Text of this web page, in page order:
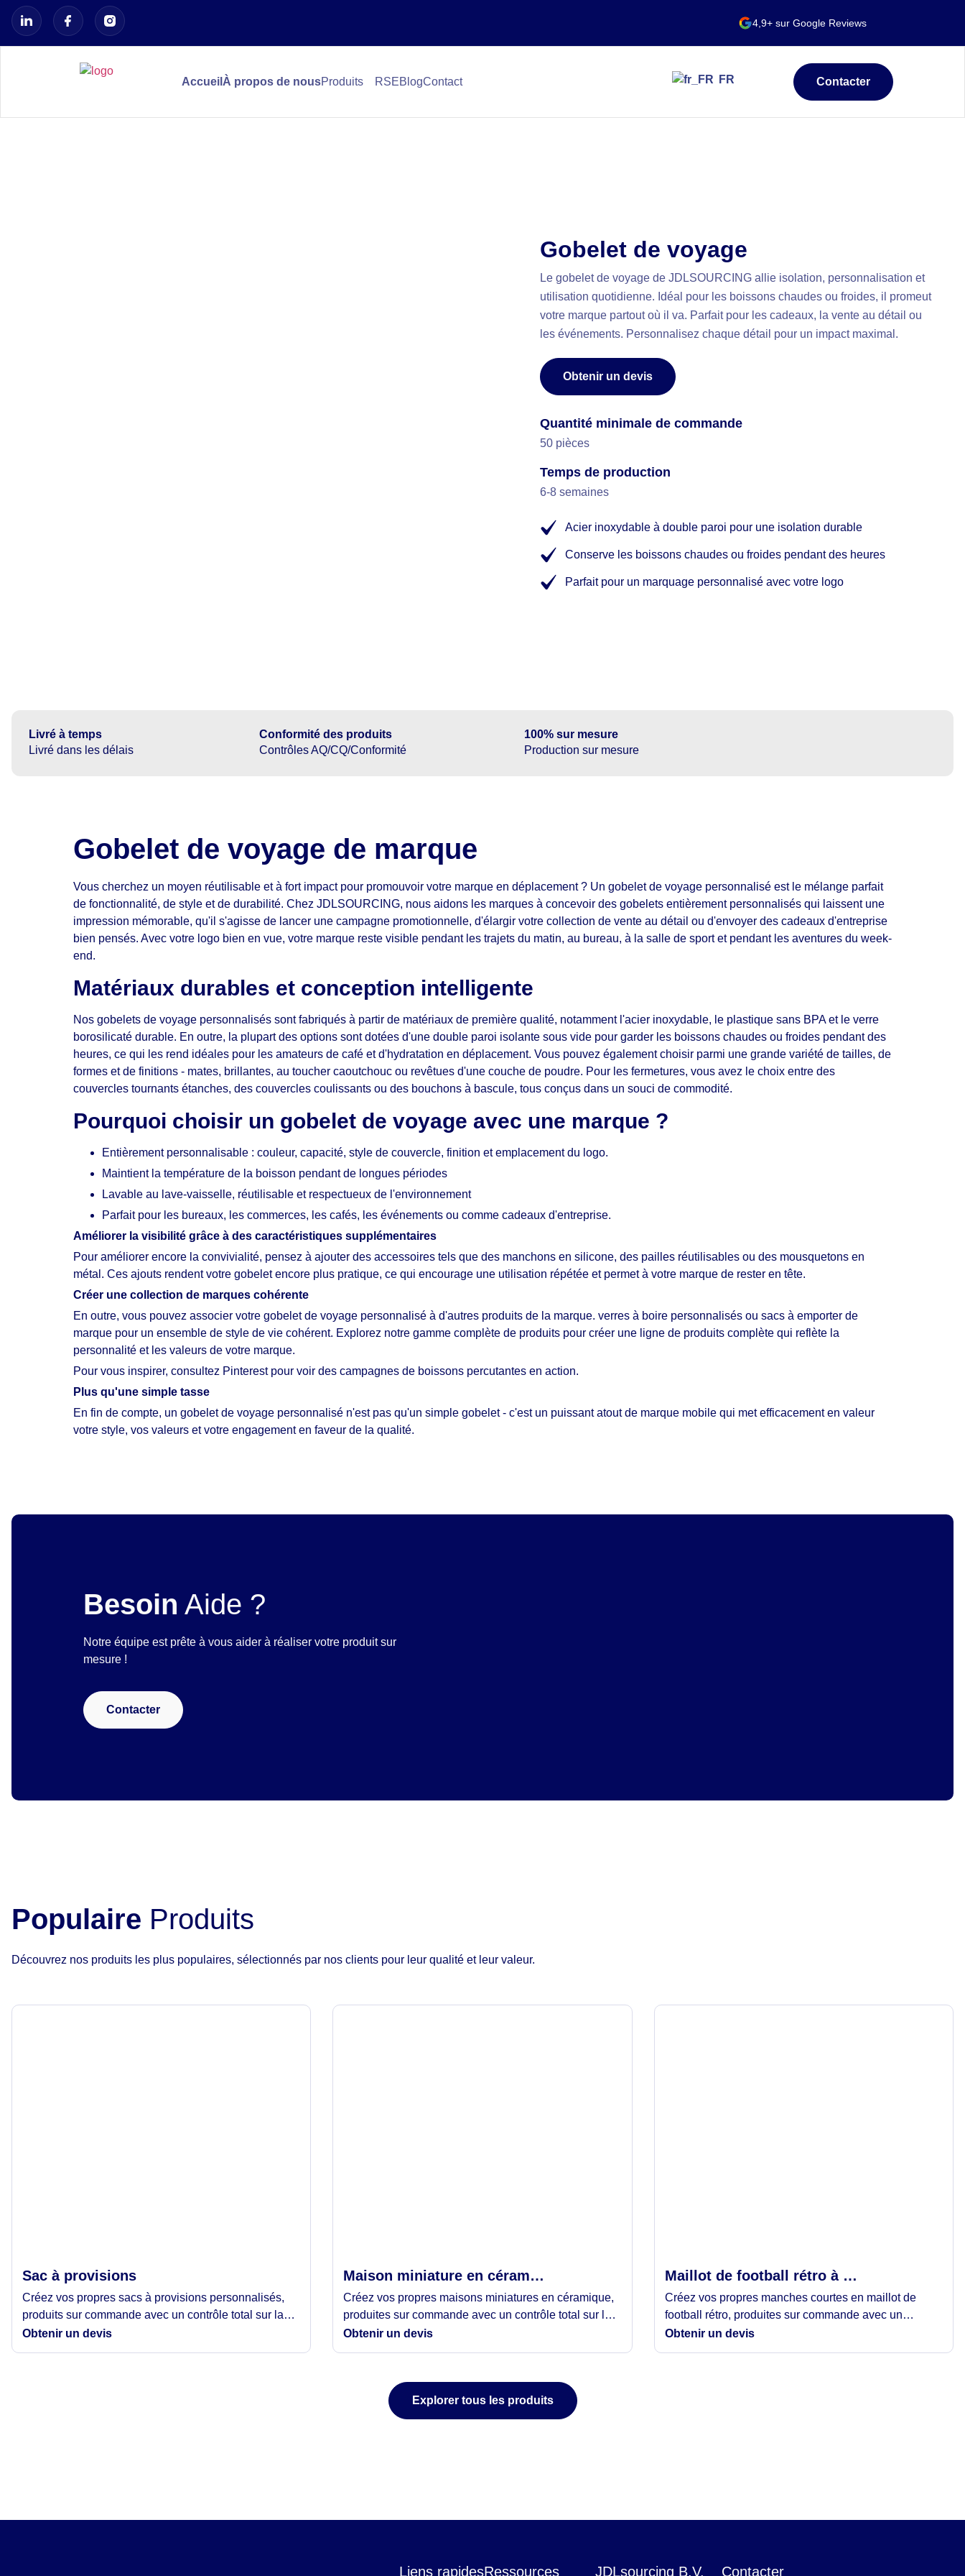
4,9+ sur Google Reviews
Accueil À propos de nousProduits RSEBlogContact FR Contacter
Gobelet de voyage
Le gobelet de voyage de JDLSOURCING allie isolation, personnalisation et
utilisation quotidienne. Idéal pour les boissons chaudes ou froides, il promeut
votre marque partout où il va. Parfait pour les cadeaux, la vente au détail ou
les événements. Personnalisez chaque détail pour un impact maximal.
Obtenir un devis
Quantité minimale de commande
50 pièces
Temps de production
6-8 semaines
Acier inoxydable à double paroi pour une isolation durable
Conserve les boissons chaudes ou froides pendant des heures
Parfait pour un marquage personnalisé avec votre logo
Livré à temps
Livré dans les délais
Conformité des produits
Contrôles AQ/CQ/Conformité
100% sur mesure
Production sur mesure
Gobelet de voyage de marque
Vous cherchez un moyen réutilisable et à fort impact pour promouvoir votre marque en déplacement ? Un gobelet de voyage personnalisé est le mélange parfait
de fonctionnalité, de style et de durabilité. Chez JDLSOURCING, nous aidons les marques à concevoir des gobelets entièrement personnalisés qui laissent une
impression mémorable, qu'il s'agisse de lancer une campagne promotionnelle, d'élargir votre collection de vente au détail ou d'envoyer des cadeaux d'entreprise
bien pensés. Avec votre logo bien en vue, votre marque reste visible pendant les trajets du matin, au bureau, à la salle de sport et pendant les aventures du week-
end.
Matériaux durables et conception intelligente
Nos gobelets de voyage personnalisés sont fabriqués à partir de matériaux de première qualité, notamment l'acier inoxydable, le plastique sans BPA et le verre
borosilicaté durable. En outre, la plupart des options sont dotées d'une double paroi isolante sous vide pour garder les boissons chaudes ou froides pendant des
heures, ce qui les rend idéales pour les amateurs de café et d'hydratation en déplacement. Vous pouvez également choisir parmi une grande variété de tailles, de
formes et de finitions - mates, brillantes, au toucher caoutchouc ou revêtues d'une couche de poudre. Pour les fermetures, vous avez le choix entre des
couvercles tournants étanches, des couvercles coulissants ou des bouchons à bascule, tous conçus dans un souci de commodité.
Pourquoi choisir un gobelet de voyage avec une marque ?
Entièrement personnalisable : couleur, capacité, style de couvercle, finition et emplacement du logo.
Maintient la température de la boisson pendant de longues périodes
Lavable au lave-vaisselle, réutilisable et respectueux de l'environnement
Parfait pour les bureaux, les commerces, les cafés, les événements ou comme cadeaux d'entreprise.
Améliorer la visibilité grâce à des caractéristiques supplémentaires
Pour améliorer encore la convivialité, pensez à ajouter des accessoires tels que des manchons en silicone, des pailles réutilisables ou des mousquetons en
métal. Ces ajouts rendent votre gobelet encore plus pratique, ce qui encourage une utilisation répétée et permet à votre marque de rester en tête.
Créer une collection de marques cohérente
En outre, vous pouvez associer votre gobelet de voyage personnalisé à d'autres produits de la marque. verres à boire personnalisés ou sacs à emporter de
marque pour un ensemble de style de vie cohérent. Explorez notre gamme complète de produits pour créer une ligne de produits complète qui reflète la
personnalité et les valeurs de votre marque.
Pour vous inspirer, consultez Pinterestpour voir des campagnes de boissons percutantes en action.
Plus qu'une simple tasse
En fin de compte, un gobelet de voyage personnalisé n'est pas qu'un simple gobelet - c'est un puissant atout de marque mobile qui met efficacement en valeur
votre style, vos valeurs et votre engagement en faveur de la qualité.
Besoin Aide ?
Notre équipe est prête à vous aider à réaliser votre produit sur
mesure !
Contacter
Populaire Produits
Découvrez nos produits les plus populaires, sélectionnés par nos clients pour leur qualité et leur valeur.
Sac à provisions
Créez vos propres sacs à provisions personnalisés,
produits sur commande avec un contrôle total sur la
taille, le matériau, l'impression et les poignées.
Obtenir un devis
Maison miniature en céramique
Créez vos propres maisons miniatures en céramique,
produites sur commande avec un contrôle total sur la
forme, la couleur, la glaçure et les détails. Parfaites
les présentoirs de vente au détail. Conçues comme
des objets décoratifs de haute qualité, elles ont un
aspect propre et haut de gamme.
Obtenir un devis
Maillot de football rétro à manches courtes
Créez vos propres manches courtes en maillot de
football rétro, produites sur commande avec un
contrôle total sur le tissu, la coupe, les couleurs et
Obtenir un devis
Explorer tous les produits
Liens rapidesRessources JDLsourcing B.V. Contacter